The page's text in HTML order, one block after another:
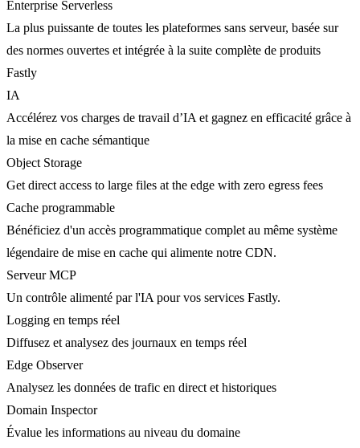
Enterprise Serverless
La plus puissante de toutes les plateformes sans serveur, basée sur
des normes ouvertes et intégrée à la suite complète de produits
Fastly
IA
Accélérez vos charges de travail d’IA et gagnez en efficacité grâce à
la mise en cache sémantique
Object Storage
Get direct access to large files at the edge with zero egress fees
Cache programmable
Bénéficiez d'un accès programmatique complet au même système
légendaire de mise en cache qui alimente notre CDN.
Serveur MCP
Un contrôle alimenté par l'IA pour vos services Fastly.
Logging en temps réel
Diffusez et analysez des journaux en temps réel
Edge Observer
Analysez les données de trafic en direct et historiques
Domain Inspector
Évalue les informations au niveau du domaine